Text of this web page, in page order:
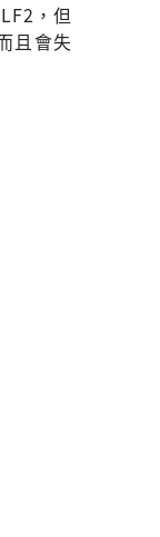
，但
且會失